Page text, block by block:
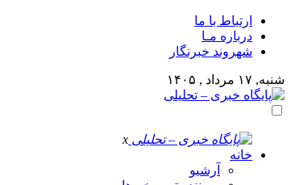
ارتباط با ما
درباره مـا
شهروند خبرنگار
شنبه, ۱۷ مرداد , ۱۴۰۵
x
خانه
آرشیو